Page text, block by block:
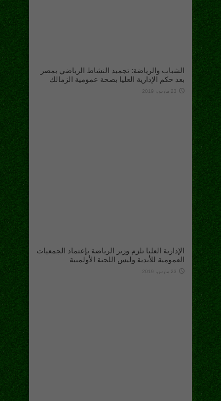
الشباب والرياضة: تجميد النشاط الرياضي بمصر
بعد حكم الإدارية العليا بصحة عمومية الزمالك
23 مارس، 2019
الإدارية العليا تلزم وزير الرياضة بإعتماد الجمعيات
العمومية للأندية وليس اللجنة الأولمبية
23 مارس، 2019